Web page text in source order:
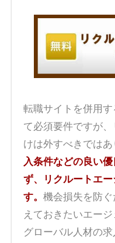
転職サイトを併用
て必須要件ですが
けは外すべきではあ
入条件などの良い
ず、リクルートエ
す。 機会損失を防
えておきたいエージ
グローバル人材の求